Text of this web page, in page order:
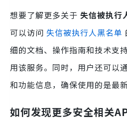
想要了解更多关于 失信被执行
可以访问 失信被执行人黑名单
细的文档、操作指南和技术支
用该服务。同时，用户还可以
和功能信息，确保使用的是最
如何发现更多安全相关